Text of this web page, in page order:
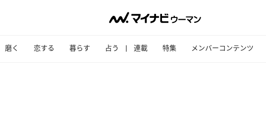
磨く 恋する 暮らす 占う 連載 特集 メンバーコンテンツ